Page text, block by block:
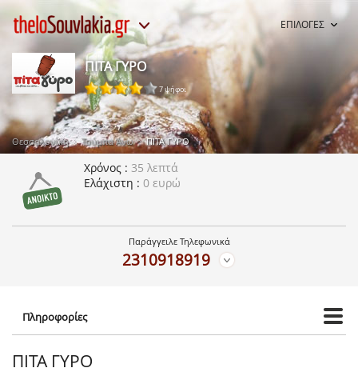
ΕΠΙΛΟΓΕΣ
ΠΙΤΑ ΓΥΡΟ
7 ψήφοι
Θεσσαλονίκη Τούμπα Άνω ΠΙΤΑ ΓΥΡΟ
Χρόνος
35 λεπτά
Ελάχιστη
0 ευρώ
Παράγγειλε Τηλεφωνικά
2310918919
Πληροφορίες
ΠΙΤΑ ΓΥΡΟ